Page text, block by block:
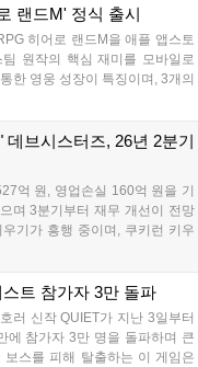
커뮤니티에서 확인 가능하다....
랜드M' 정식 출시
히어로 랜드M을 애플 앱스토
원작의 핵심 재미를 모바일로
한 영웅 성장이 특징이며, 3개의
전 등 다양한 콘텐츠를 제공한
지에서 확인할 수 있다. 이용자
해 성장을 지원받을 수 있다....
브시스터즈, 26년 2분기
억 원, 영업손실 160억 원을 기
며 3분기부터 재무 개선이 전망
기가 흥행 중이며, 쿠키런 키우
격의 콘텐츠를 제공한다. 또한
통해 하반기 실적 턴어라운드
트 참가자 3만 돌파
러 신작 QUIET가 지난 3일부터
에 참가자 3만 명을 돌파하며 큰
스를 피해 탈출하는 이 게임은